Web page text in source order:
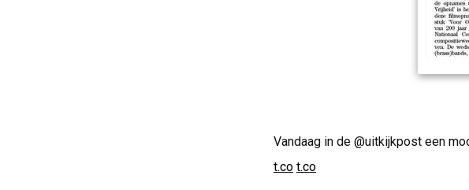
Vandaag in de @uitkijkpost een
t.co t.co